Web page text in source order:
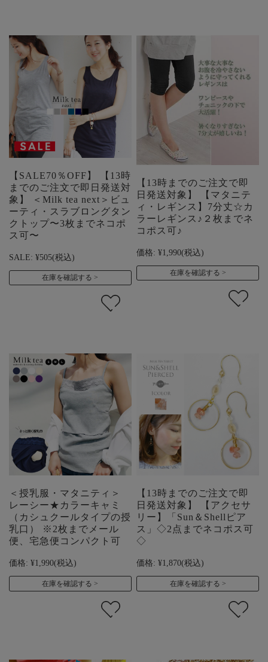
【SALE70％OFF】 【13時
までのご注文で即日発送対
象】 ＜Milk tea next＞ビュ
ーティ・スラブロングタン
クトップ〜3枚までネコポ
ス可〜
SALE: ¥505(税込)
在庫を確認する
【13時までのご注文で即
日発送対象】 【マタニテ
ィ・レギンス】7分丈☆カ
ラーレギンス♪２枚までネ
コポス可♪
価格: ¥1,990(税込)
在庫を確認する
＜授乳服・マタニティ＞
レーシー★カラーキャミ
（カシュクールタイプの授
乳口） ※2枚までメール
便、宅急便コンパクト可
価格: ¥1,990(税込)
在庫を確認する
【13時までのご注文で即
日発送対象】 【アクセサ
リー】「Sun＆Shellピア
ス」◇2点までネコポス可
◇
価格: ¥1,870(税込)
在庫を確認する